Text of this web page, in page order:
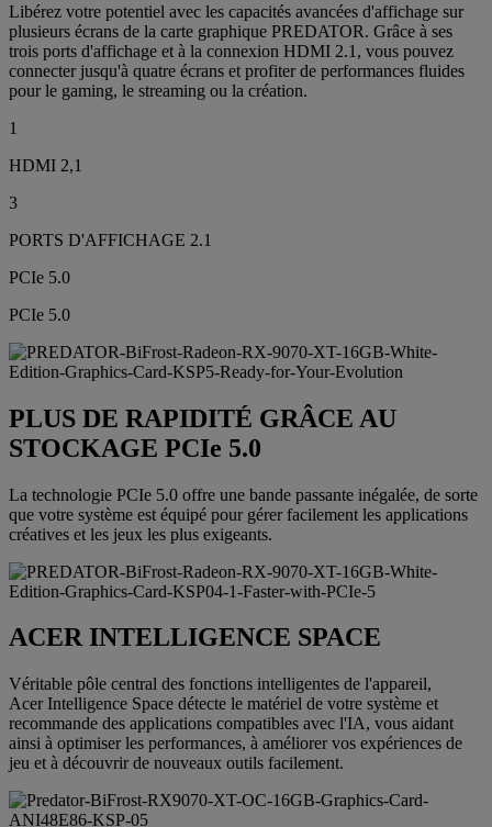
Libérez votre potentiel avec les capacités avancées d'affichage sur
plusieurs écrans de la carte graphique PREDATOR. Grâce à ses
trois ports d'affichage et à la connexion HDMI 2.1, vous pouvez
connecter jusqu'à quatre écrans et profiter de performances fluides
pour le gaming, le streaming ou la création.
1
HDMI 2,1
3
PORTS D'AFFICHAGE 2.1
PCIe 5.0
PCIe 5.0
PLUS DE RAPIDITÉ GRÂCE AU
STOCKAGE PCIe 5.0
La technologie PCIe 5.0 offre une bande passante inégalée, de sorte
que votre système est équipé pour gérer facilement les applications
créatives et les jeux les plus exigeants.
ACER INTELLIGENCE SPACE
Véritable pôle central des fonctions intelligentes de l'appareil,
Acer Intelligence Space détecte le matériel de votre système et
recommande des applications compatibles avec l'IA, vous aidant
ainsi à optimiser les performances, à améliorer vos expériences de
jeu et à découvrir de nouveaux outils facilement.